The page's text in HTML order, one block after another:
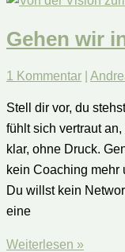
warum
Netzwerken
und
Begegnung
liebe
Gehen wir
1 Kommentar
Stell dir vor, du
fühlt sich vertraut
klar, ohne Druck.
kein Coaching mehr
Du willst kein
eine
Gehen
Weiterlesen »